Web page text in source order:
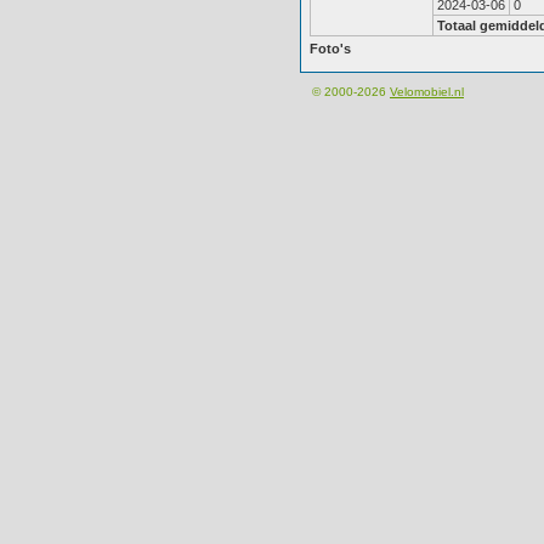
2024-03-06 0
Totaal
Foto's
© 2000-2026 Velomobiel.nl